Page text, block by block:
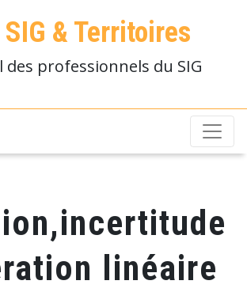
& Territoires
des professionnels du SIG
linéaire